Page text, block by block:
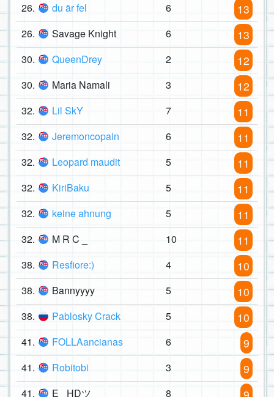
26. du är fel 6 13
26. Savage Knight 6 13
30. QueenDrey 2 12
30. Maria Namali 3 12
32. Lil SkY 7 11
32. Jeremoncopain 6 11
32. Leopard maudit 5 11
32. KiriBaku 5 11
32. keine ahnung 5 11
32. M R C _ 10 11
38. Resfiore:) 4 10
38. Bannyyyy 5 10
38. Pablosky Crack 5 10
41. FOLLAancianas 6 9
41. Robitobi 3 9
41. E_ HDツ 8